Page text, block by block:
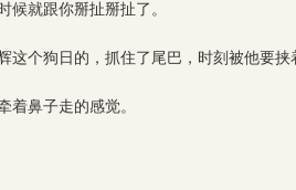
候就跟你掰扯掰扯了。
这个狗日的，抓住了尾巴，时刻被他要挟
着鼻子走的感觉。